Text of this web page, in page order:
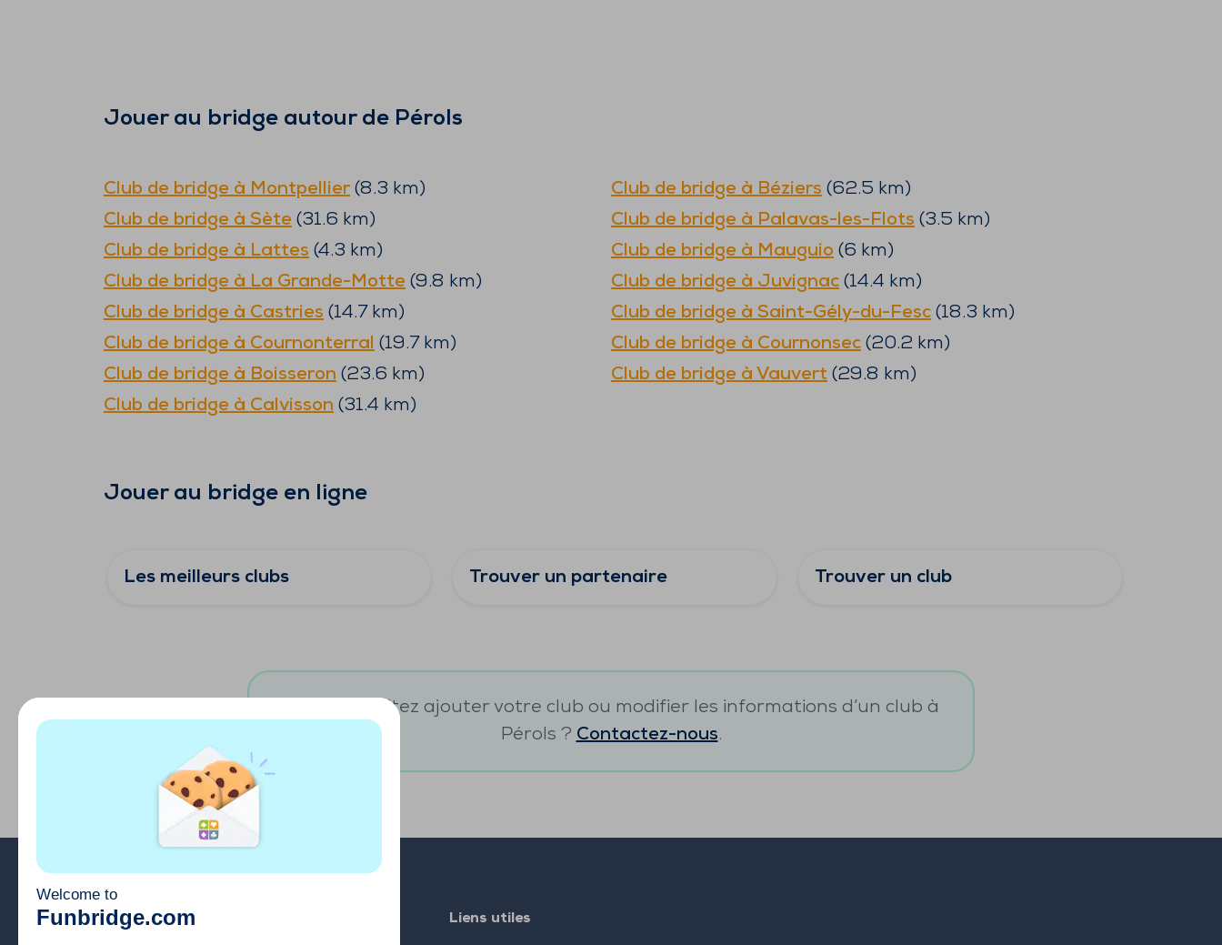
Jouer au bridge autour de Pérols
Club de bridge à Montpellier(8.3 km) Club de bridge à Béziers (62.5 km)
Club de bridge à Sète (31.6 km) Club de bridge à Palavas-les-Flots (3.5 km)
Club de bridge à Lattes (4.3 km) Club de bridge à Mauguio (6 km)
Club de bridge à La Grande-Motte (9.8 km) Club de bridge à Juvignac (14.4 km)
Club de bridge à Castries (14.7 km) Club de bridge à Saint-Gély-du-Fesc (18.3 km)
Club de bridge à Cournonterral (19.7 km) Club de bridge à Cournonsec (20.2 km)
Club de bridge à Boisseron (23.6 km) Club de bridge à Vauvert (29.8 km)
Club de bridge à Calvisson (31.4 km)
Jouer au bridge en ligne
Les meilleurs clubs Trouver un partenaire Trouver un club
Vous souhaitez ajouter votre club ou modifier les informations d’un club à
Pérols ? Contactez-nous.
Liens utiles